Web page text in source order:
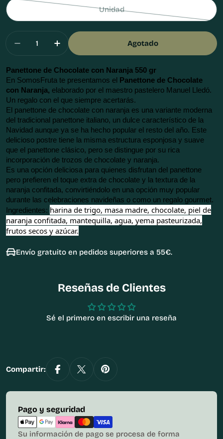
Unidad
Variante
Disminuir Cantidad Para Panettone De
Aumentar Cantidad Para Panettone
Agotado
Panettone de Chocolate con Naranja 550 gr
En SomosFruta te presentamos el
Panettone de Chocolate
con Naranja, elaborado por el maestro pastelero Manuel Lledó.
Un regalo con el que siempre acertarás.
El panettone de chocolate con naranja es una variante moderna
del tradicional panettone italiano, un dulce característico de la
Navidad aunque ya se ha hecho popular el resto del año. Este
delicioso postre tiene la misma estructura esponjosa y suave
que el panettone clásico, pero se distingue por su rica
incorporación de trozos de chocolate y naranja.
Es una opción deliciosa para quienes disfrutan del panettone
pero prefieren el toque extra de chocolate y la textura de la
naranja confitada, convirtiéndolo en una opción muy popular
durante las celebraciones navideñas o como un regalo gourmet.
Ingredientes: harina de trigo, masa madre, chocolate, piel de
naranja confitada, mantequilla, agua, yema pasteurizada,
frutos secos y azúcar.
Envío gratuito en pedidos superiores a 55€.
Reseñas de Clientes
Sé el primero en escribir una reseña
Compartir:
Pago y seguridad
Métodos
de
pago
Su información de pago se procesa de forma